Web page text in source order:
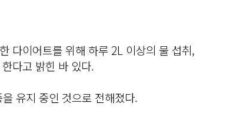
다이어트를 위해 하루 2L 이상의 물 섭취,
다고 밝힌 바 있다.
유지 중인 것으로 전해졌다.